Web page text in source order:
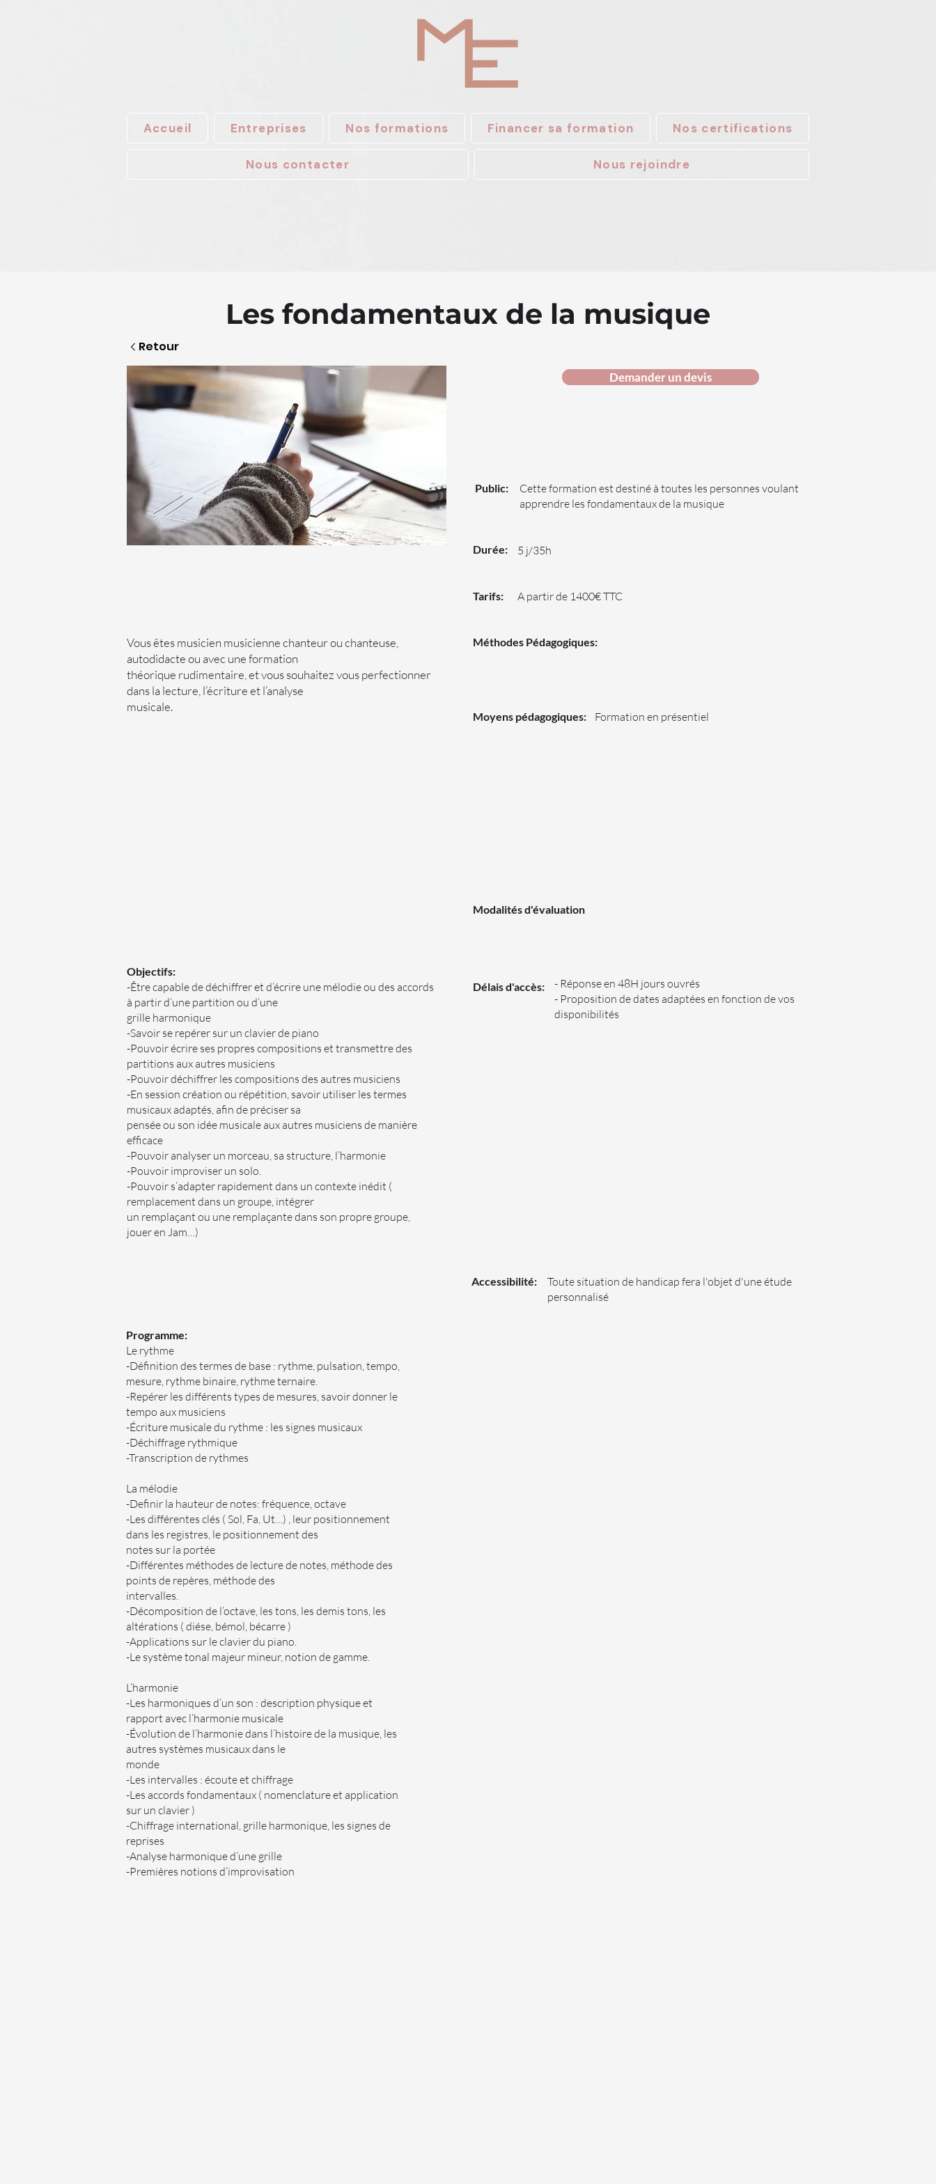
Accueil Entreprises Nos formations Financer sa formation Nos certifications
Nous contacter Nous rejoindre
Les fondamentaux de la musique
Retour
Public:
Cette formation est destiné à toutes les personnes voulant
apprendre les fondamentaux de la musique
Demander un devis
Durée: 5 j/35h
Vous êtes musicien musicienne chanteur ou chanteuse,
autodidacte ou avec une formation
théorique rudimentaire, et vous souhaitez vous perfectionner
dans la lecture, l’écriture et l’analyse
musicale.
Tarifs: A partir de 1400€ TTC
Méthodes Pédagogiques:
Formation en présentiel
Moyens pédagogiques:
Modalités d'évaluation
Objectifs:
-Être capable de déchiffrer et d’écrire une mélodie ou des accords
à partir d’une partition ou d’une
grille harmonique
-Savoir se repérer sur un clavier de piano
-Pouvoir écrire ses propres compositions et transmettre des
partitions aux autres musiciens
-Pouvoir déchiffrer les compositions des autres musiciens
-En session création ou répétition, savoir utiliser les termes
musicaux adaptés, afin de préciser sa
pensée ou son idée musicale aux autres musiciens de manière
efficace
-Pouvoir analyser un morceau, sa structure, l’harmonie
-Pouvoir improviser un solo.
-Pouvoir s’adapter rapidement dans un contexte inédit (
remplacement dans un groupe, intégrer
un remplaçant ou une remplaçante dans son propre groupe,
jouer en Jam…)
Délais d'accès:
- Réponse en 48H jours ouvrés
- Proposition de dates adaptées en fonction de vos
disponibilités
Accessibilité:
Toute situation de handicap fera l'objet d'une étude
personnalisé
Programme:
Le rythme
-Définition des termes de base : rythme, pulsation, tempo,
mesure, rythme binaire, rythme ternaire.
-Repérer les différents types de mesures, savoir donner le
tempo aux musiciens
-Écriture musicale du rythme : les signes musicaux
-Déchiffrage rythmique
-Transcription de rythmes
La mélodie
-Definir la hauteur de notes: fréquence, octave
-Les différentes clés ( Sol, Fa, Ut…) , leur positionnement
dans les registres, le positionnement des
notes sur la portée
-Différentes méthodes de lecture de notes, méthode des
points de repères, méthode des
intervalles.
-Décomposition de l’octave, les tons, les demis tons, les
altérations ( diése, bémol, bécarre )
-Applications sur le clavier du piano.
-Le système tonal majeur mineur, notion de gamme.
L’harmonie
-Les harmoniques d’un son : description physique et
rapport avec l’harmonie musicale
-Évolution de l’harmonie dans l’histoire de la musique, les
autres systèmes musicaux dans le
monde
-Les intervalles : écoute et chiffrage
-Les accords fondamentaux ( nomenclature et application
sur un clavier )
-Chiffrage international, grille harmonique, les signes de
reprises
-Analyse harmonique d’une grille
-Premières notions d’improvisation